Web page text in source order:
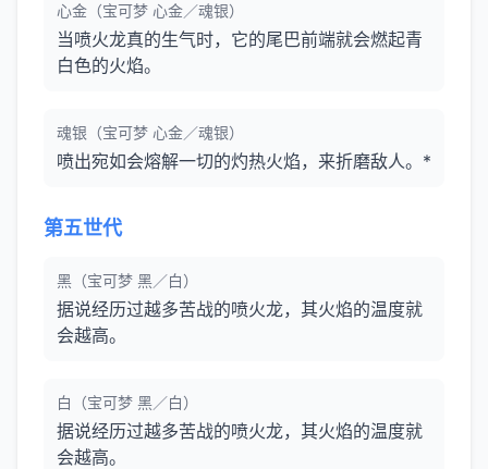
心金（宝可梦 心金／魂银）
当喷火龙真的生气时，它的尾巴前端就会燃起青
白色的火焰。
魂银（宝可梦 心金／魂银）
喷出宛如会熔解一切的灼热火焰，来折磨敌人。*
第五世代
黑（宝可梦 黑／白）
据说经历过越多苦战的喷火龙，其火焰的温度就
会越高。
白（宝可梦 黑／白）
据说经历过越多苦战的喷火龙，其火焰的温度就
会越高。